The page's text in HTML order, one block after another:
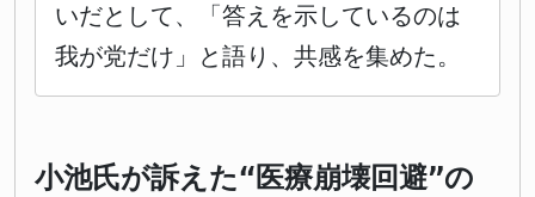
いだとして、「答えを示しているのは
我が党だけ」と語り、共感を集めた。
小池氏が訴えた“医療崩壊回避”の